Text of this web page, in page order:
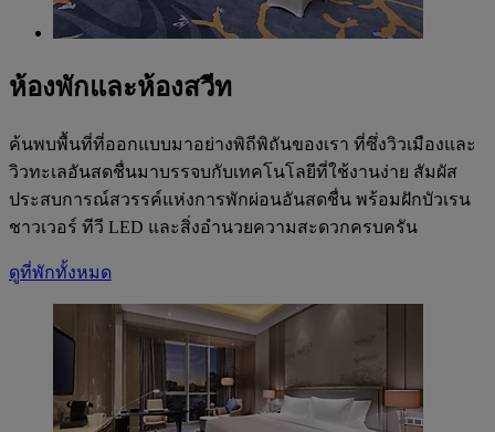
ห้องพักและห้องสวีท
ค้นพบพื้นที่ที่ออกแบบมาอย่างพิถีพิถันของเรา ที่ซึ่งวิวเมืองและ
วิวทะเลอันสดชื่นมาบรรจบกับเทคโนโลยีที่ใช้งานง่าย สัมผัส
ประสบการณ์สวรรค์แห่งการพักผ่อนอันสดชื่น พร้อมฝักบัวเรน
ชาวเวอร์ ทีวี LED และสิ่งอำนวยความสะดวกครบครัน
ดูที่พักทั้งหมด